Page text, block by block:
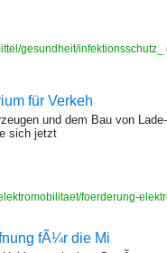
gesundheit/
für Verkeh
und dem Bau von
sich jetzt
foerderung-
fÃ¼r die Mi